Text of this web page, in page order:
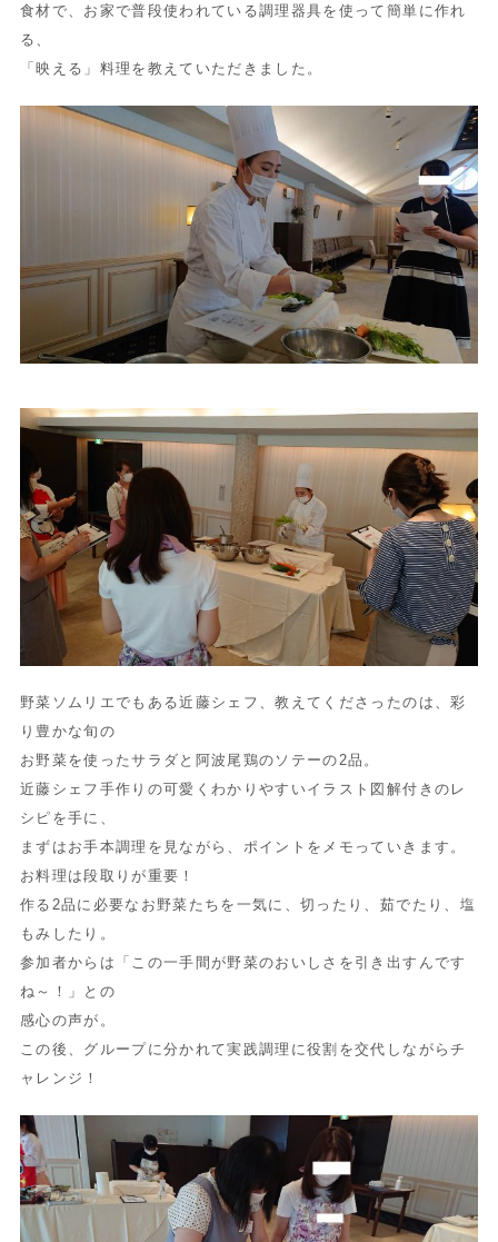
食材で、お家で普段使われている調理器具を使って簡単に作れ
る、
「映える」料理を教えていただきました。
野菜ソムリエでもある近藤シェフ、教えてくださったのは、彩
り豊かな旬の
お野菜を使ったサラダと阿波尾鶏のソテーの2品。
近藤シェフ手作りの可愛くわかりやすいイラスト図解付きのレ
シピを手に、
まずはお手本調理を見ながら、ポイントをメモっていきます。
お料理は段取りが重要！
作る2品に必要なお野菜たちを一気に、切ったり、茹でたり、塩
もみしたり。
参加者からは「この一手間が野菜のおいしさを引き出すんです
ね～！」との
感心の声が。
この後、グループに分かれて実践調理に役割を交代しながらチ
ャレンジ！